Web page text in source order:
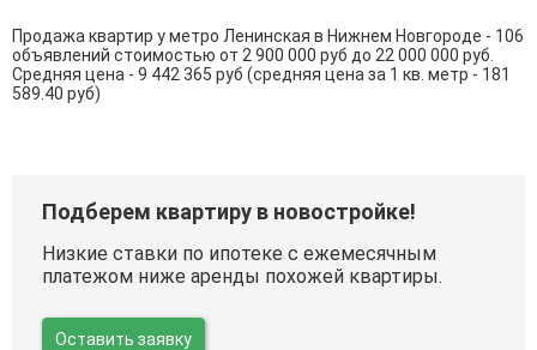
Продажа квартир у метро Ленинская в Нижнем Новгороде - 106
объявлений стоимостью от 2 900 000 руб до 22 000 000 руб.
Средняя цена - 9 442 365 руб (средняя цена за 1 кв. метр - 181
589.40 руб)
Подберем квартиру в новостройке!
Низкие ставки по ипотеке с ежемесячным
платежом ниже аренды похожей квартиры.
Оставить заявку